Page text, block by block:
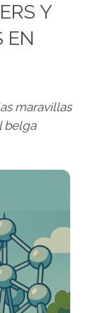
Y
EN
maravillas
belga